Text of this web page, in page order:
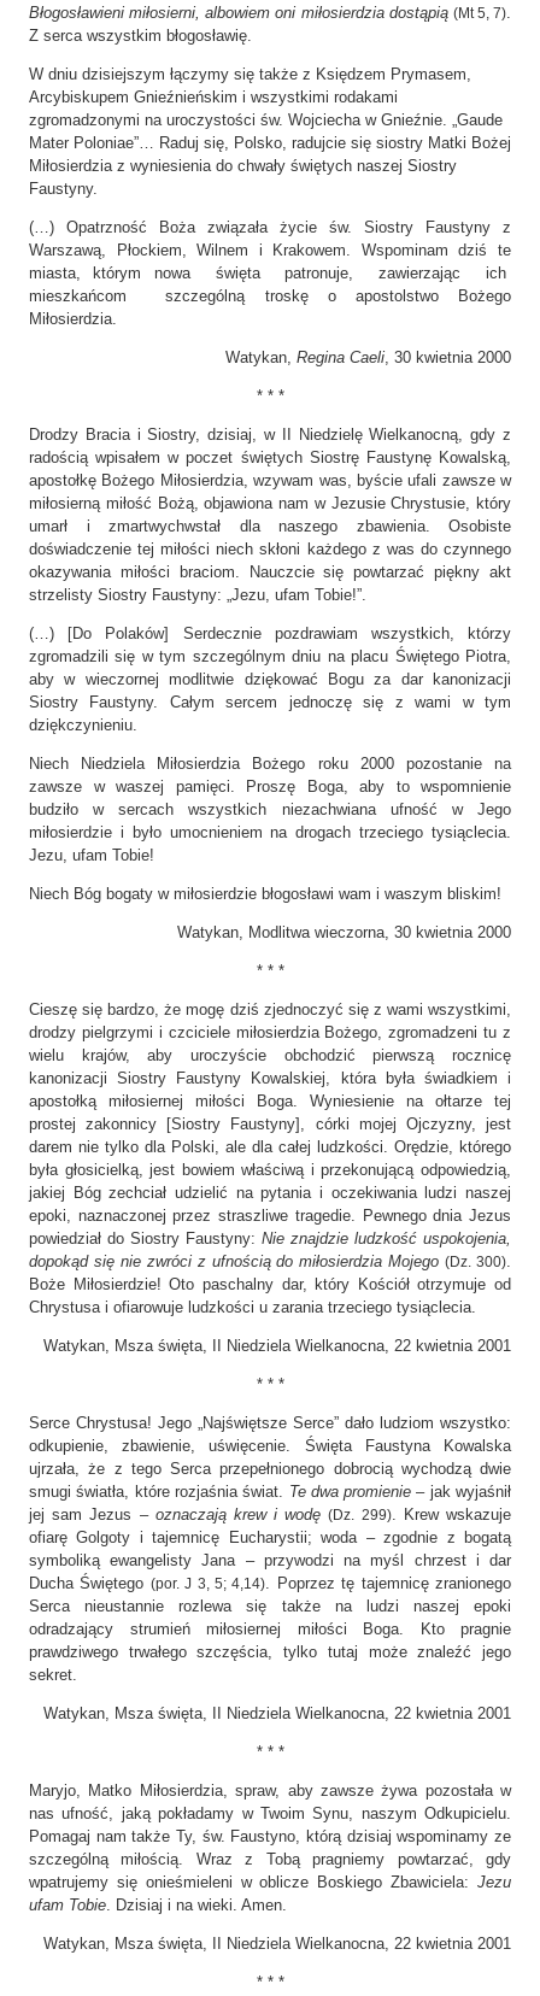
Błogosławieni miłosierni, albowiem oni miłosierdzia dostąpią (Mt 5, 7).
Z serca wszystkim błogosławię.
W dniu dzisiejszym łączymy się także z Księdzem Prymasem,
Arcybiskupem Gnieźnieńskim i wszystkimi rodakami
zgromadzonymi na uroczystości św. Wojciecha w Gnieźnie. „Gaude
Mater Poloniae”… Raduj się, Polsko, radujcie się siostry Matki Bożej
Miłosierdzia z wyniesienia do chwały świętych naszej Siostry
Faustyny.
(…) Opatrzność Boża związała życie św. Siostry Faustyny z
Warszawą, Płockiem, Wilnem i Krakowem. Wspominam dziś te
miasta, którym nowa święta patronuje, zawierzając ich
mieszkańcom szczególną troskę o apostolstwo Bożego
Miłosierdzia.
Watykan, Regina Caeli, 30 kwietnia 2000
* * *
Drodzy Bracia i Siostry, dzisiaj, w II Niedzielę Wielkanocną, gdy z
radością wpisałem w poczet świętych Siostrę Faustynę Kowalską,
apostołkę Bożego Miłosierdzia, wzywam was, byście ufali zawsze w
miłosierną miłość Bożą, objawiona nam w Jezusie Chrystusie, który
umarł i zmartwychwstał dla naszego zbawienia. Osobiste
doświadczenie tej miłości niech skłoni każdego z was do czynnego
okazywania miłości braciom. Nauczcie się powtarzać piękny akt
strzelisty Siostry Faustyny: „Jezu, ufam Tobie!”.
(…) [Do Polaków] Serdecznie pozdrawiam wszystkich, którzy
zgromadzili się w tym szczególnym dniu na placu Świętego Piotra,
aby w wieczornej modlitwie dziękować Bogu za dar kanonizacji
Siostry Faustyny. Całym sercem jednoczę się z wami w tym
dziękczynieniu.
Niech Niedziela Miłosierdzia Bożego roku 2000 pozostanie na
zawsze w waszej pamięci. Proszę Boga, aby to wspomnienie
budziło w sercach wszystkich niezachwiana ufność w Jego
miłosierdzie i było umocnieniem na drogach trzeciego tysiąclecia.
Jezu, ufam Tobie!
Niech Bóg bogaty w miłosierdzie błogosławi wam i waszym bliskim!
Watykan, Modlitwa wieczorna, 30 kwietnia 2000
* * *
Cieszę się bardzo, że mogę dziś zjednoczyć się z wami wszystkimi,
drodzy pielgrzymi i czciciele miłosierdzia Bożego, zgromadzeni tu z
wielu krajów, aby uroczyście obchodzić pierwszą rocznicę
kanonizacji Siostry Faustyny Kowalskiej, która była świadkiem i
apostołką miłosiernej miłości Boga. Wyniesienie na ołtarze tej
prostej zakonnicy [Siostry Faustyny], córki mojej Ojczyzny, jest
darem nie tylko dla Polski, ale dla całej ludzkości. Orędzie, którego
była głosicielką, jest bowiem właściwą i przekonującą odpowiedzią,
jakiej Bóg zechciał udzielić na pytania i oczekiwania ludzi naszej
epoki, naznaczonej przez straszliwe tragedie. Pewnego dnia Jezus
powiedział do Siostry Faustyny: Nie znajdzie ludzkość uspokojenia,
dopokąd się nie zwróci z ufnością do miłosierdzia Mojego (Dz. 300).
Boże Miłosierdzie! Oto paschalny dar, który Kościół otrzymuje od
Chrystusa i ofiarowuje ludzkości u zarania trzeciego tysiąclecia.
Watykan, Msza święta, II Niedziela Wielkanocna, 22 kwietnia 2001
* * *
Serce Chrystusa! Jego „Najświętsze Serce” dało ludziom wszystko:
odkupienie, zbawienie, uświęcenie. Święta Faustyna Kowalska
ujrzała, że z tego Serca przepełnionego dobrocią wychodzą dwie
smugi światła, które rozjaśnia świat. Te dwa promienie – jak wyjaśnił
jej sam Jezus – oznaczają krew i wodę (Dz. 299). Krew wskazuje
ofiarę Golgoty i tajemnicę Eucharystii; woda – zgodnie z bogatą
symboliką ewangelisty Jana – przywodzi na myśl chrzest i dar
Ducha Świętego (por. J 3, 5; 4,14). Poprzez tę tajemnicę zranionego
Serca nieustannie rozlewa się także na ludzi naszej epoki
odradzający strumień miłosiernej miłości Boga. Kto pragnie
prawdziwego trwałego szczęścia, tylko tutaj może znaleźć jego
sekret.
Watykan, Msza święta, II Niedziela Wielkanocna, 22 kwietnia 2001
* * *
Maryjo, Matko Miłosierdzia, spraw, aby zawsze żywa pozostała w
nas ufność, jaką pokładamy w Twoim Synu, naszym Odkupicielu.
Pomagaj nam także Ty, św. Faustyno, którą dzisiaj wspominamy ze
szczególną miłością. Wraz z Tobą pragniemy powtarzać, gdy
wpatrujemy się onieśmieleni w oblicze Boskiego Zbawiciela: Jezu
ufam Tobie. Dzisiaj i na wieki. Amen.
Watykan, Msza święta, II Niedziela Wielkanocna, 22 kwietnia 2001
* * *